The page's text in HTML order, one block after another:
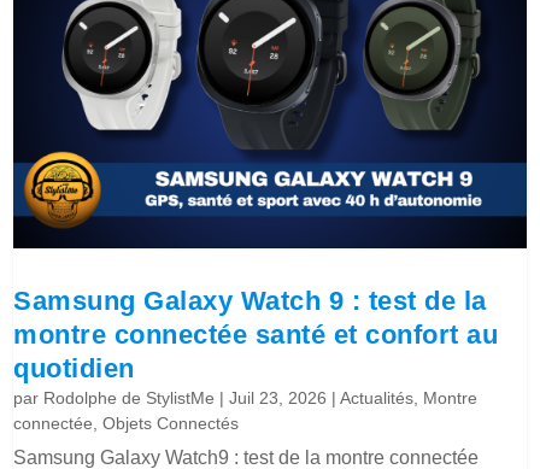
Samsung Galaxy Watch 9 : test de la
montre connectée santé et confort au
quotidien
par Rodolphe de StylistMe |Juil 23, 2026 |Actualités Montre
connectée ,Objets Connectés
Samsung Galaxy Watch9 : test de la montre connectée